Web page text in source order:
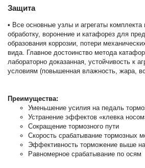
Защита
• Все основные узлы и агрегаты
обработку, воронение и катафорез для
образования коррозии, потери
вида. Главное достоинство метода
лабораторно доказанная, устойчивость к
условиям (повышенная влажность, жара,
Преимущества:
Уменьшение усилия на педаль
Устранение эффектов «клевка
Сокращение тормозного пути
Скорость срабатывание тормозных
Эффективность торможение выше
Равномерное срабатывание по осям